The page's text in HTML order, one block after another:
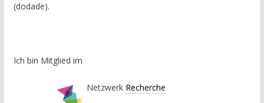
(dodade).
Ich bin Mitglied im
Netzwerk Recherche